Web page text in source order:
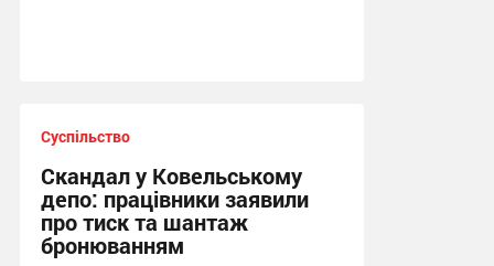
Суспільство
Скандал у Ковельському
депо: працівники заявили
про тиск та шантаж
бронюванням